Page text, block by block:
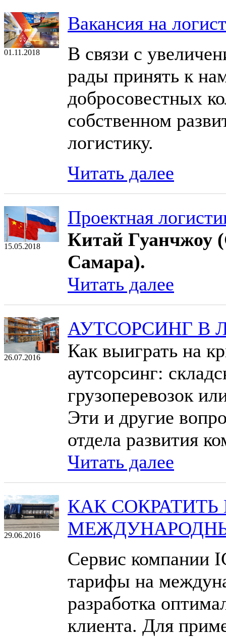
01.11.2018
Вакансия на
В связи с
рады принять к
добросовестных
собственном
логистику.
Читать далее
15.05.2018
Проектная
Китай Гуанчжоу
Самара).
Читать далее
26.07.2016
АУТСОРСИНГ В
Как выиграть на
аутсорсинг:
грузоперевозок
Эти и другие
отдела развития
Читать далее
29.06.2016
КАК
Сервис компании
тарифы на
разработка
клиента. Для